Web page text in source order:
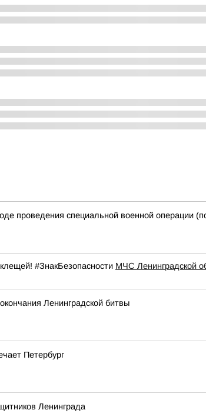
проведения специальной военной операции
#ЗнакБезопасности МЧС Ленинградской
Ленинградской битвы
Петербург
Ленинграда